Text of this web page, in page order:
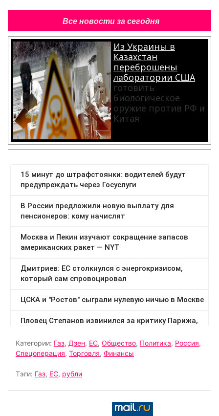
Все новости за сегодня
Из Украины в
Казахстан
переброшены
лаборатории США
готовить
биологическое
оружие против РФ и
Китая
Категории: Газ, Дзен, ЕС, Общество, Политика, Россия,
Спецоперация, Торговля, Финансы
Тэги: Газ, ЕС, рубли